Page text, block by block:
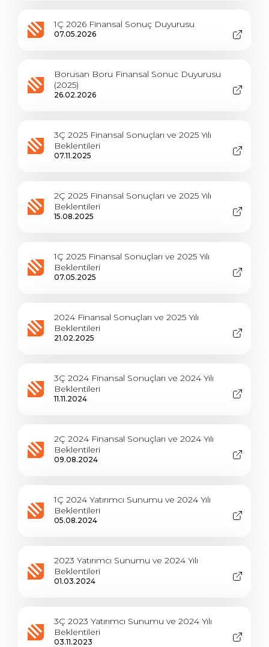
1Ç 2026 Finansal Sonuç Duyurusu
07.05.2026
Borusan Boru Finansal Sonuc Duyurusu
(2025)
26.02.2026
3Ç 2025 Finansal Sonuçları ve 2025 Yılı
Beklentileri
07.11.2025
2Ç 2025 Finansal Sonuçları ve 2025 Yılı
Beklentileri
15.08.2025
1Ç 2025 Finansal Sonuçları ve 2025 Yılı
Beklentileri
07.05.2025
2024 Finansal Sonuçları ve 2025 Yılı
Beklentileri
21.02.2025
3Ç 2024 Finansal Sonuçları ve 2024 Yılı
Beklentileri
11.11.2024
2Ç 2024 Finansal Sonuçları ve 2024 Yılı
Beklentileri
09.08.2024
1Ç 2024 Yatırımcı Sunumu ve 2024 Yılı
Beklentileri
05.08.2024
2023 Yatırımcı Sunumu ve 2024 Yılı
Beklentileri
01.03.2024
3Ç 2023 Yatırımcı Sunumu ve 2024 Yılı
Beklentileri
03.11.2023